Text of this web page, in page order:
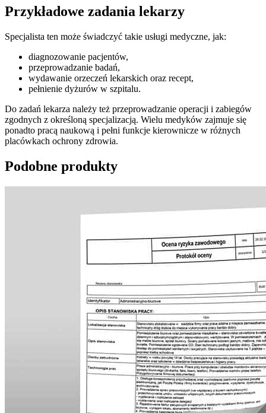
Przykładowe zadania lekarzy
Specjalista ten może świadczyć takie usługi medyczne, jak:
diagnozowanie pacjentów,
przeprowadzanie badań,
wydawanie orzeczeń lekarskich oraz recept,
pełnienie dyżurów w szpitalu.
Do zadań lekarza należy też przeprowadzanie operacji i zabiegów
zgodnych z określoną specjalizacją. Wielu medyków zajmuje się
ponadto pracą naukową i pełni funkcje kierownicze w różnych
placówkach ochrony zdrowia.
Podobne produkty